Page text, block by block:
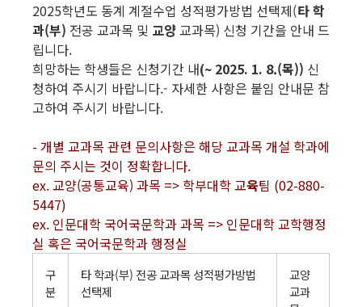
2025학년도 동계 계절수업 성적평가방법 선택제(타 학
과(부) 전공 교과목 및 교양교과목) 신청 기간을 안내 드
립니다.
희망하는 학생들은 신청기간 내(~ 2025. 1. 8.(목)) 신
청하여 주시기 바랍니다.- 자세한 사항은 붙임 안내문 참
고하여 주시기 바랍니다.
- 개별 교과목 관련 문의사항은 해당 교과목 개설 학과에
문의 주시는 것이 정확합니다.
ex. 교양(공통교육) 과목 => 학부대학 교육팀 (02-880-
5447)
ex. 인문대학 국어국문학과 과목 => 인문대학 교학행정
실 혹은 국어국문학과 행정실
구
분
타 학과(부) 전공 교과목 성적평가방법
선택제
교양
교과